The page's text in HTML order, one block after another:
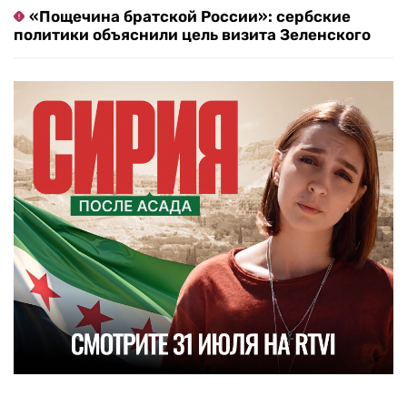
«Пощечина братской России»: сербские
политики объяснили цель визита Зеленского